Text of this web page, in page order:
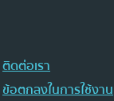
ติดต่อเรา
ข้อตกลงในการใช้งาน